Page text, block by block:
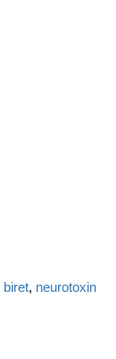
biret, neurotoxin